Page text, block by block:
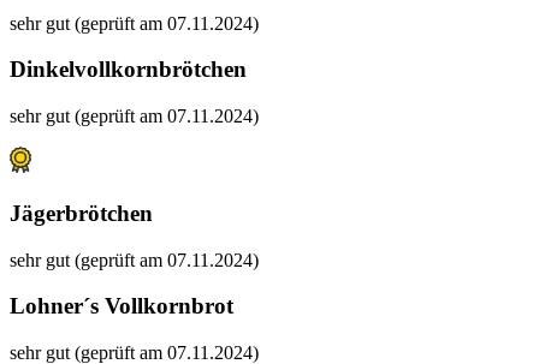
sehr gut (geprüft am 07.11.2024)
Dinkelvollkornbrötchen
sehr gut (geprüft am 07.11.2024)
Jägerbrötchen
sehr gut (geprüft am 07.11.2024)
Lohner´s Vollkornbrot
sehr gut (geprüft am 07.11.2024)